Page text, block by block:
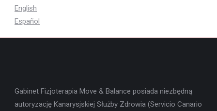
English
Español
Gabinet Fizjoterapia Move & Balance posiada niezbędną
autoryzację Kanarysjskiej Służby Zdrowia (Servicio Canario